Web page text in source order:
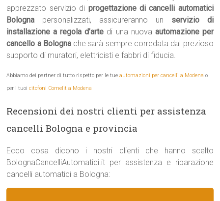
apprezzato servizio di progettazione di cancelli automatici
Bologna personalizzati, assicureranno un servizio di
installazione a regola d’arte di una nuova automazione per
cancello a Bologna che sarà sempre corredata dal prezioso
supporto di muratori, elettricisti e fabbri di fiducia.
Abbiamo dei partner di tutto rispetto per le tueautomazioni per cancelli a Modena o
per i tuoicitofoni Comelit a Modena
Recensioni dei nostri clienti per assistenza
cancelli Bologna e provincia
Ecco cosa dicono i nostri clienti che hanno scelto
BolognaCancelliAutomatici.it per assistenza e riparazione
cancelli automatici a Bologna: